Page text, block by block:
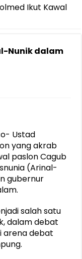
Jadi Provinsi
Penanganan
Raharja Tinjau Korban
Penanganan
Lampung
Ikut Kawal
Nunik dalam
Ustad
yang akrab
paslon Cagub
(Arinal-
gubernur
salah satu
dalam debat
arena debat